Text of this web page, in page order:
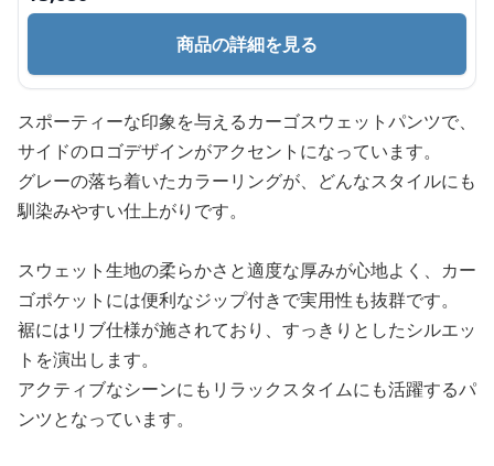
商品の詳細を見る
スポーティーな印象を与えるカーゴスウェットパンツで、
サイドのロゴデザインがアクセントになっています。
グレーの落ち着いたカラーリングが、どんなスタイルにも
馴染みやすい仕上がりです。
スウェット生地の柔らかさと適度な厚みが心地よく、カー
ゴポケットには便利なジップ付きで実用性も抜群です。
裾にはリブ仕様が施されており、すっきりとしたシルエッ
トを演出します。
アクティブなシーンにもリラックスタイムにも活躍するパ
ンツとなっています。